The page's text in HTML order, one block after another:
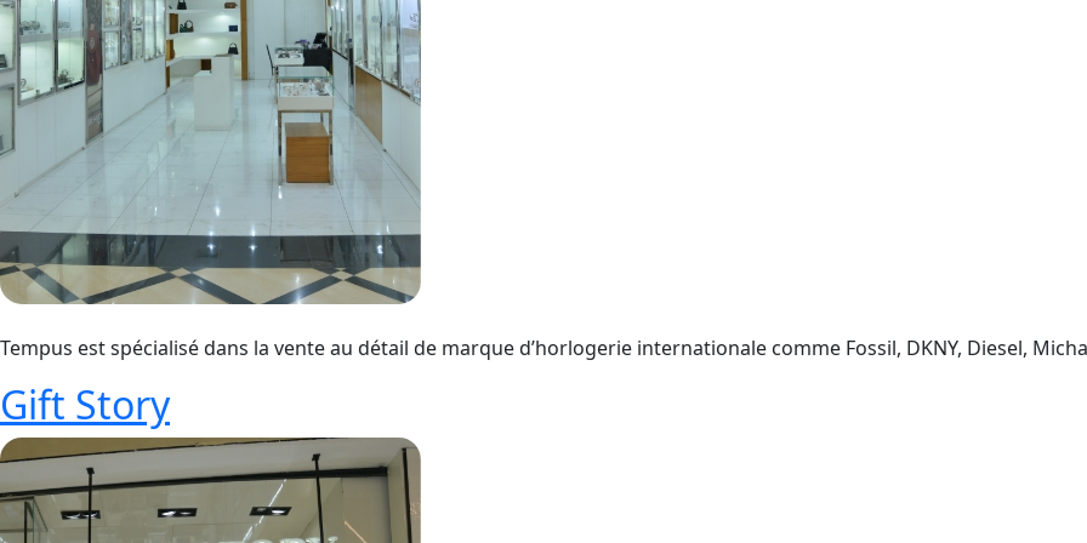
Tempus est spécialisé dans la vente au détail de marque d’horlogerie internationale comme Fossil, DKNY, Diesel,
Gift Story